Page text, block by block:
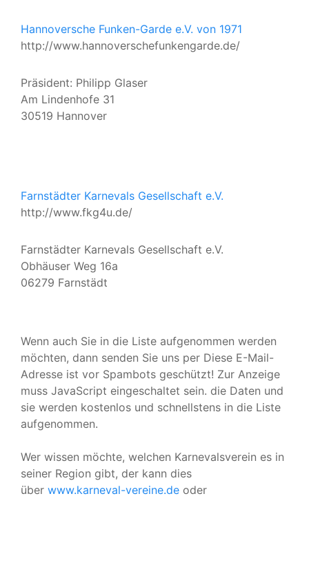
Hannoversche Funken-Garde e.V. von 1971
http://www.hannoverschefunkengarde.de/
Präsident: Philipp Glaser
Am Lindenhofe 31
30519 Hannover
Farnstädter Karnevals Gesellschaft e.V.
http://www.fkg4u.de/
Farnstädter Karnevals Gesellschaft e.V.
Obhäuser Weg 16a
06279 Farnstädt
Wenn auch Sie in die Liste aufgenommen werden
möchten, dann senden Sie uns per Diese E-Mail-
Adresse ist vor Spambots geschützt! Zur Anzeige
muss JavaScript eingeschaltet sein. die Daten und
sie werden kostenlos und schnellstens in die Liste
aufgenommen.
Wer wissen möchte, welchen Karnevalsverein es in
seiner Region gibt, der kann dies
über www.karneval-vereine.de oder